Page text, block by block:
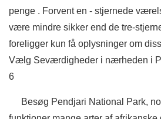
penge . Forvent en - stjernede
være mindre sikker end de tre-
foreligger kun få oplysninger om
Vælg Seværdigheder i nærheden i
6
Besøg Pendjari National Park,